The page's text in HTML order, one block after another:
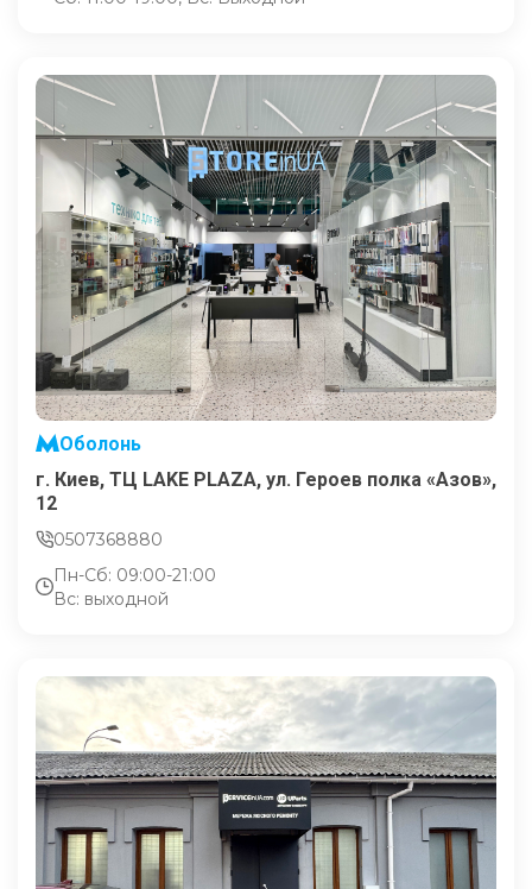
Оболонь
г. Киев, ТЦ LAKE PLAZA, ул. Героев полка «Азов»,
12
0507368880
Пн-Сб: 09:00-21:00
Вс: выходной